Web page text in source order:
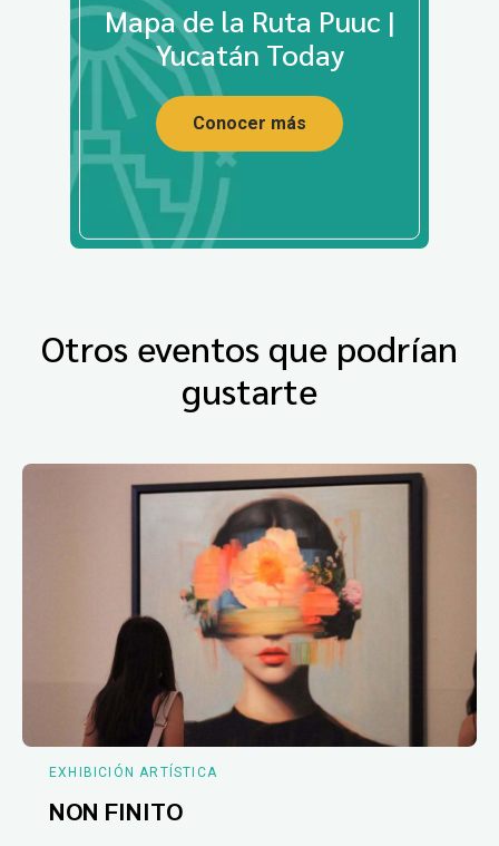
Mapa de la Ruta Puuc |
Yucatán Today
Conocer más
Otros eventos que podrían
gustarte
EXHIBICIÓN ARTÍSTICA
NON FINITO